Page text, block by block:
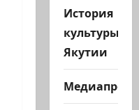
История
культуры
Якутии